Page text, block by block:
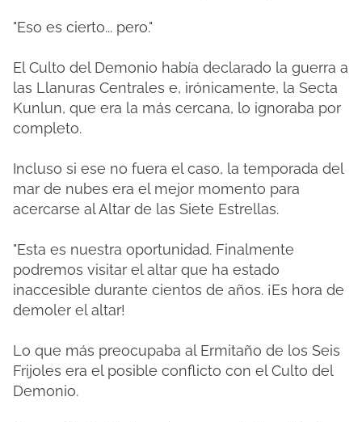
"Eso es cierto... pero."
El Culto del Demonio había declarado la guerra a
las Llanuras Centrales e, irónicamente, la Secta
Kunlun, que era la más cercana, lo ignoraba por
completo.
Incluso si ese no fuera el caso, la temporada del
mar de nubes era el mejor momento para
acercarse al Altar de las Siete Estrellas.
"Esta es nuestra oportunidad. Finalmente
podremos visitar el altar que ha estado
inaccesible durante cientos de años. ¡Es hora de
demoler el altar!
Lo que más preocupaba al Ermitaño de los Seis
Frijoles era el posible conflicto con el Culto del
Demonio.